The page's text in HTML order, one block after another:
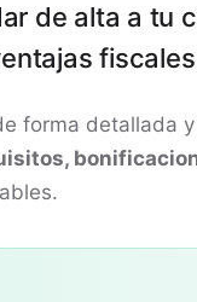
de alta a tu
forma detallada